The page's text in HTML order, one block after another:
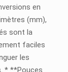
en
(mm),
sont la
faciles
les
* **Pouces